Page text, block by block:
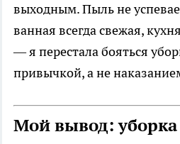
выходным. Пыль не
ванная всегда свежая,
— я перестала бояться
привычкой, а не
Мой вывод: